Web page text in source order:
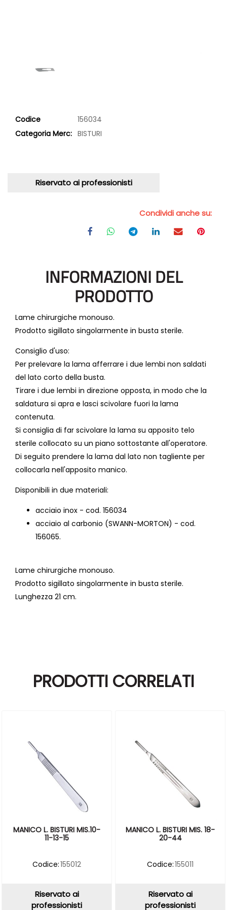
Codice
156034
Categoria Merc: BISTURI
Riservato ai professionisti
Condividi anche su:
INFORMAZIONI DEL
PRODOTTO
Lame chirurgiche monouso.
Prodotto sigillato singolarmente in busta sterile.
Consiglio d'uso:
Per prelevare la lama afferrare i due lembi non saldati
del lato corto della busta.
Tirare i due lembi in direzione opposta, in modo che la
saldatura si apra e lasci scivolare fuori la lama
contenuta.
Si consiglia di far scivolare la lama su apposito telo
sterile collocato su un piano sottostante all'operatore.
Di seguito prendere la lama dal lato non tagliente per
collocarla nell'apposito manico.
Disponibili in due materiali:
acciaio inox - cod. 156034
acciaio al carbonio (SWANN-MORTON) - cod.
156065.
Lame chirurgiche monouso.
Prodotto sigillato singolarmente in busta sterile.
Lunghezza 21 cm.
PRODOTTI CORRELATI
MANICO L. BISTURI MIS.10-
11-13-15
Codice:155012
Riservato ai
professionisti
MANICO L. BISTURI MIS. 18-
20-44
Codice:155011
Riservato ai
professionisti